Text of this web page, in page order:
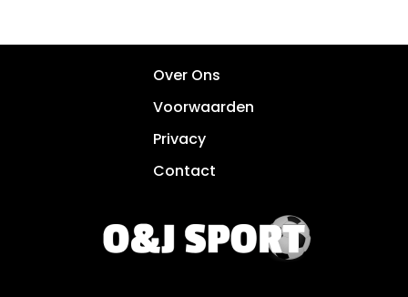
Over Ons
Voorwaarden
Privacy
Contact